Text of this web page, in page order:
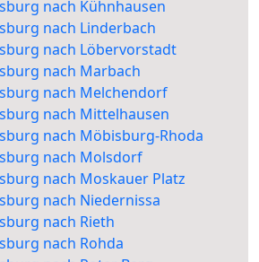
nach Kühnhausen
nach Linderbach
nach Löbervorstadt
nach Marbach
nach Melchendorf
nach Mittelhausen
nach Möbisburg-Rhoda
nach Molsdorf
nach Moskauer Platz
nach Niedernissa
nach Rieth
nach Rohda